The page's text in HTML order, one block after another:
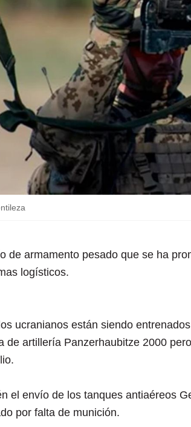
de armamento pesado que se ha
logísticos.
ucranianos están siendo
de artillería Panzerhaubitze 2000
el envío de los tanques antiaéreos
por falta de munición.